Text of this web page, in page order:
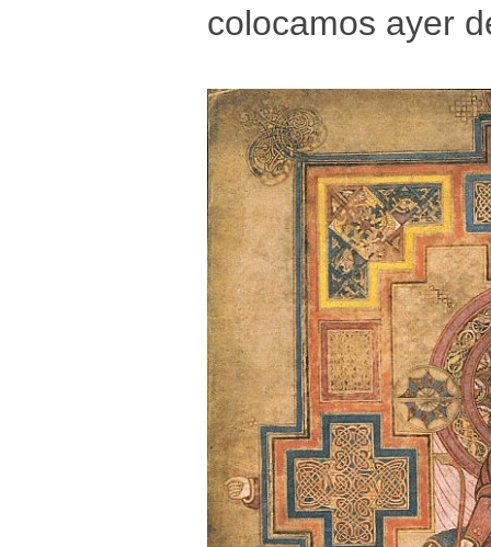
colocamos ayer